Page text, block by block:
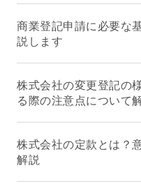
商業登記申請に必要な
説します
株式会社の変更登記の
る際の注意点について
株式会社の定款とは？
解説